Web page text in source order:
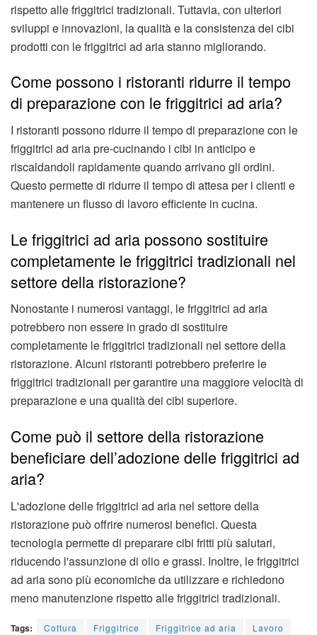
rispetto alle friggitrici tradizionali. Tuttavia, con ulteriori
sviluppi e innovazioni, la qualità e la consistenza dei cibi
prodotti con le friggitrici ad aria stanno migliorando.
Come possono i ristoranti ridurre il tempo
di preparazione con le friggitrici ad aria?
I ristoranti possono ridurre il tempo di preparazione con le
friggitrici ad aria pre-cucinando i cibi in anticipo e
riscaldandoli rapidamente quando arrivano gli ordini.
Questo permette di ridurre il tempo di attesa per i clienti e
mantenere un flusso di lavoro efficiente in cucina.
Le friggitrici ad aria possono sostituire
completamente le friggitrici tradizionali nel
settore della ristorazione?
Nonostante i numerosi vantaggi, le friggitrici ad aria
potrebbero non essere in grado di sostituire
completamente le friggitrici tradizionali nel settore della
ristorazione. Alcuni ristoranti potrebbero preferire le
friggitrici tradizionali per garantire una maggiore velocità di
preparazione e una qualità dei cibi superiore.
Come può il settore della ristorazione
beneficiare dell’adozione delle friggitrici ad
aria?
L'adozione delle friggitrici ad aria nel settore della
ristorazione può offrire numerosi benefici. Questa
tecnologia permette di preparare cibi fritti più salutari,
riducendo l'assunzione di olio e grassi. Inoltre, le friggitrici
ad aria sono più economiche da utilizzare e richiedono
meno manutenzione rispetto alle friggitrici tradizionali.
Tags: Cottura Friggitrice Friggitrice ad aria
Lavoro